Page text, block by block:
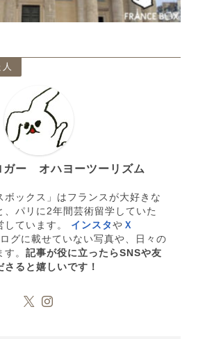
ガー オハヨーツーリズム
ボックス」はフランスが大好きな
、パリに2年間芸術留学していた
しています。 インスタ や Ｘ
グに載せていない写真や、日々の
。 記事が役に立ったらSNSや友
さると嬉しいです！